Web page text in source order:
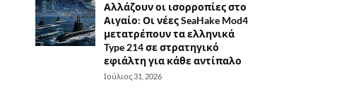
Αλλάζουν οι ισορροπίες στο
Αιγαίο: Οι νέες SeaHake Mod4
μετατρέπουν τα ελληνικά
Type 214 σε στρατηγικό
εφιάλτη για κάθε αντίπαλο
Ιούλιος 31, 2026